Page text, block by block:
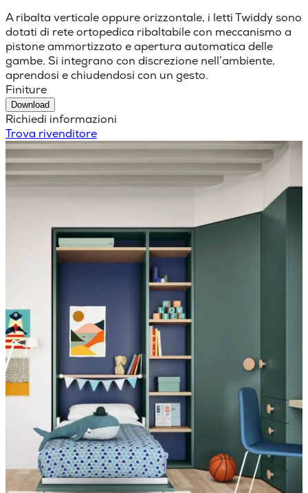
A ribalta verticale oppure orizzontale, i letti Twiddy sono
dotati di rete ortopedica ribaltabile con meccanismo a
pistone ammortizzato e apertura automatica delle
gambe. Si integrano con discrezione nell’ambiente,
aprendosi e chiudendosi con un gesto.
Finiture
Download
Richiedi informazioni
Trova rivenditore